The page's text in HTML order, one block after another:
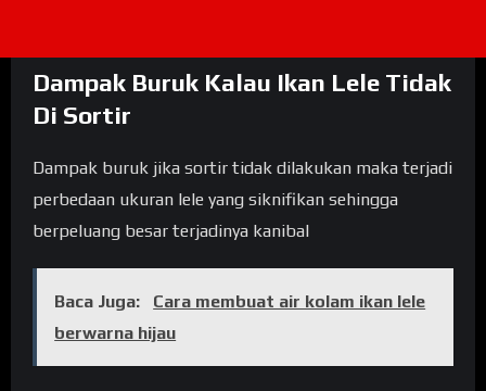
Dampak Buruk Kalau Ikan Lele Tidak
Di Sortir
Dampak buruk jika sortir tidak dilakukan maka terjadi
perbedaan ukuran lele yang siknifikan sehingga
berpeluang besar terjadinya kanibal
Baca Juga:
Cara membuat air kolam ikan lele
berwarna hijau